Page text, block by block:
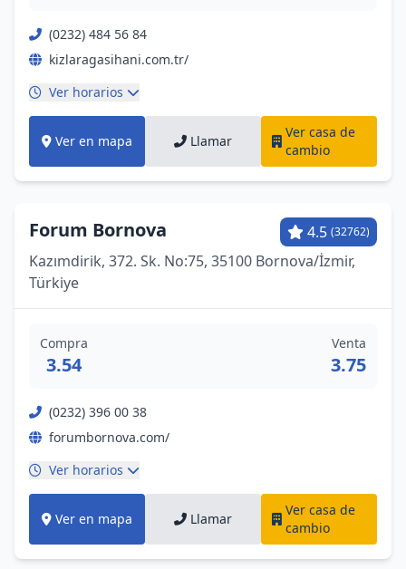
(0232) 484 56 84
kizlaragasihani.com.tr/
Ver horarios
Ver en mapa Llamar
Ver casa de
cambio
Forum Bornova 4.5 (32762)
Kazımdirik, 372. Sk. No:75, 35100 Bornova/İzmir,
Türkiye
Compra
3.54
Venta
3.75
(0232) 396 00 38
forumbornova.com/
Ver horarios
Ver en mapa Llamar
Ver casa de
cambio